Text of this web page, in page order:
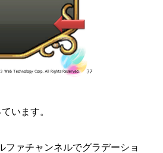
います。
ファチャンネルでグラデーショ